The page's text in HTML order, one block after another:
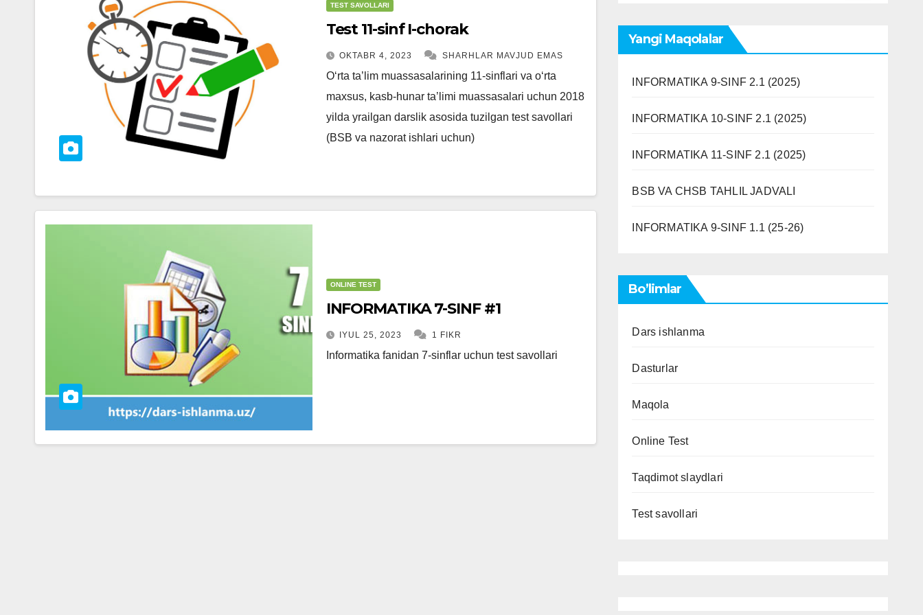
TEST SAVOLLARI
Test 11-sinf I-chorak
OKTABR 4, 2023 SHARHLAR MAVJUD EMAS
O‘rta ta’lim muassasalarining 11-sinflari va o‘rta
maxsus, kasb-hunar ta’limi muassasalari uchun 2018
yilda yrailgan darslik asosida tuzilgan test savollari
(BSB va nazorat ishlari uchun)
ONLINE TEST
INFORMATIKA 7-SINF #1
IYUL 25, 2023 1 FIKR
Informatika fanidan 7-sinflar uchun test savollari
Yangi Maqolalar
INFORMATIKA 9-SINF 2.1 (2025)
INFORMATIKA 10-SINF 2.1 (2025)
INFORMATIKA 11-SINF 2.1 (2025)
BSB VA CHSB TAHLIL JADVALI
INFORMATIKA 9-SINF 1.1 (25-26)
Bo’limlar
Dars ishlanma
Dasturlar
Maqola
Online Test
Taqdimot slaydlari
Test savollari